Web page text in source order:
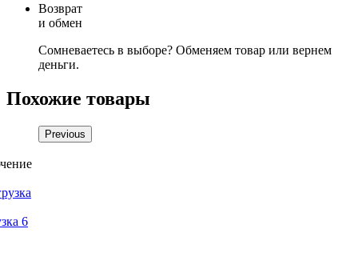
Возврат
и обмен
Сомневаетесь в выборе? Обменяем товар или вернем
деньги.
Похожие товары
Previous
6